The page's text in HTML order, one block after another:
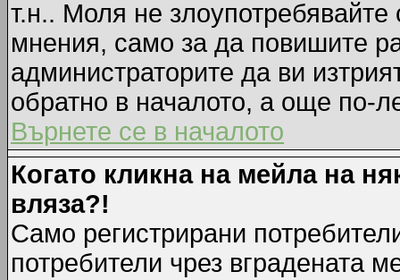
т.н.. Моля не
мнения, само за да повишите
администраторите да ви
обратно в началото, а още по-
Върнете се в началото
Когато кликна на мейла на
вляза?!
Само регистрирани
потребители чрез вградената